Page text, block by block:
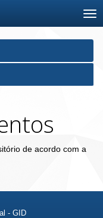
de acordo com a
- GID